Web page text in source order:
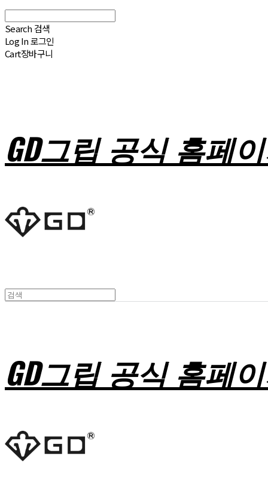
Search 검색
Log In로그인
Cart장바구니
GD그립 공식 홈페
GD그립 공식 홈페